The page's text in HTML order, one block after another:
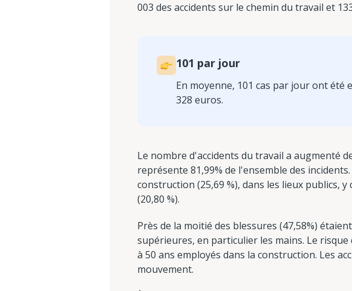
003 des accidents sur le chemin du travail et
101 par jour
En moyenne, 101 cas par jour ont
328 euros.
Le nombre d'accidents du travail a augmenté
représente 81,99% de l'ensemble des
construction (25,69 %), dans les lieux publics,
(20,80 %).
Près de la moitié des blessures (47,58%)
supérieures, en particulier les mains. Le
à 50 ans employés dans la construction. Les
mouvement.